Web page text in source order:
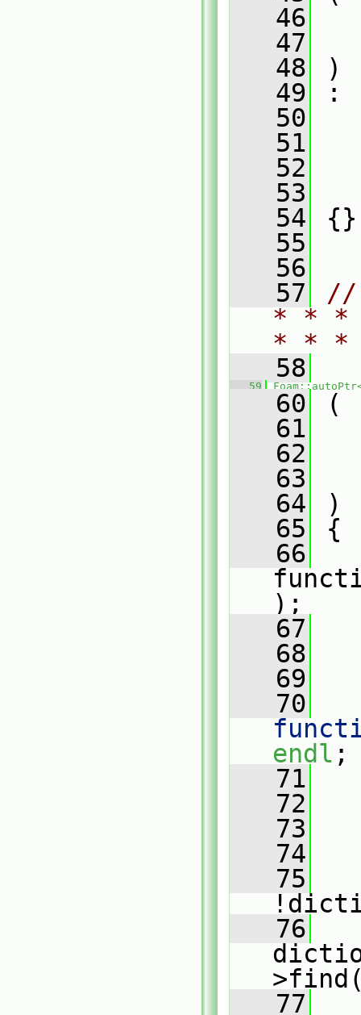
   46
   47
   48
)
   49
:
   50
   51
   52
   53
   54
{}
   55
   56
   57
//
* * *
* *
   58
   59
   60
(
   61
   62
   63
   64
)
   65
{
   66
);
   67
   68
   69
   70
endl ;
   71
   72
   73
   74
   75
   76
   77